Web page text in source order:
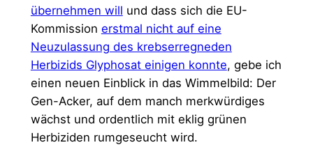
übernehmen will und dass sich die EU-
Kommission erstmal nicht auf eine
Neuzulassung des krebserregneden
Herbizids Glyphosat einigen konnte, gebe ich
einen neuen Einblick in das Wimmelbild: Der
Gen-Acker, auf dem manch merkwürdiges
wächst und ordentlich mit eklig grünen
Herbiziden rumgeseucht wird.